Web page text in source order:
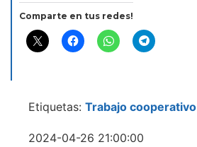
Comparte en tus redes!
Etiquetas: Trabajo cooperativo
2024-04-26 21:00:00